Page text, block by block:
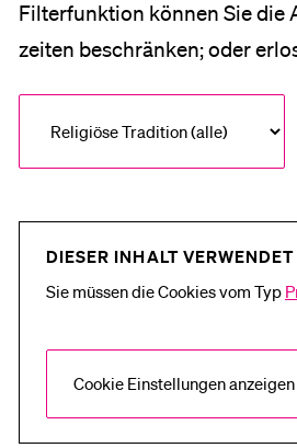
Filterfunktion können Sie die
zeiten beschränken; oder
DIESER INHALT
Sie müssen die Cookies vom Typ
Cookie Einstellungen anzeigen